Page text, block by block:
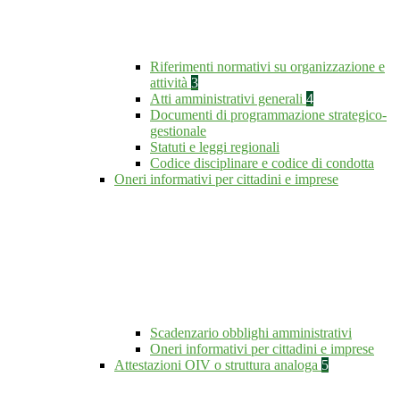
Riferimenti normativi su organizzazione e
attività 3
Atti amministrativi generali 4
Documenti di programmazione strategico-
gestionale
Statuti e leggi regionali
Codice disciplinare e codice di condotta
Oneri informativi per cittadini e imprese
Scadenzario obblighi amministrativi
Oneri informativi per cittadini e imprese
Attestazioni OIV o struttura analoga 5